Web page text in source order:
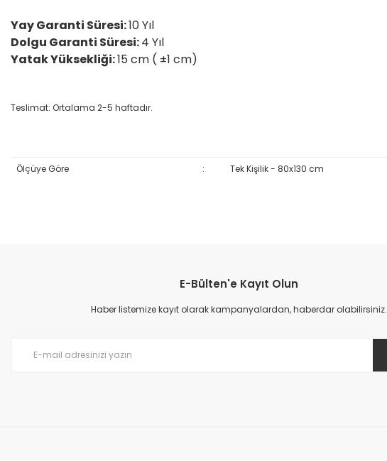
Yay Garanti Süresi:10 Yıl
Dolgu Garanti Süresi:4 Yıl
Yatak Yüksekliği:15 cm ( ±1 cm)
Teslimat: Ortalama 2-5 haftadır.
Ölçüye Göre : Tek Kişilik - 80x130 cm
Ürün resmi kalitesiz, bozuk veya görüntülenemiyor.
Ürün açıklamasında eksik bilgiler bulunuyor.
E-Bülten'e Kayıt Olun
Haber listemize kayıt olarak kampanyalardan, haberdar olabilirsiniz.